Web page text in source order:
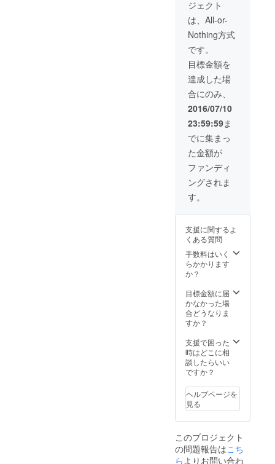
す。 完成したア
ルバムCD、メイ
キングDVDとと
もにCDに焼いて
お渡し致しま
す。
ジェクト
は、All-or-
Nothing方式
です。
目標金額を
達成した場
合にのみ、
2016/07/10
23:59:59ま
でに集まっ
た金額が
ファンディ
ングされま
す。
支援に関するよ
くある質問
手数料はいく
らかかります
か？
目標金額に届
かなかった場
合どうなりま
すか？
支援で困った
時はどこに相
談したらいい
ですか？
ヘルプページを
見る
このプロジェクト
の問題報告はこち
ら よりお問い合わ